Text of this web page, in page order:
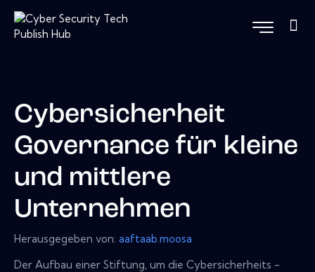
Cybersicherheit
Governance für kleine
und mittlere
Unternehmen
Herausgegeben von: aaftaab.moosa
Der Aufbau einer Stiftung, um die Cybersicherheits -